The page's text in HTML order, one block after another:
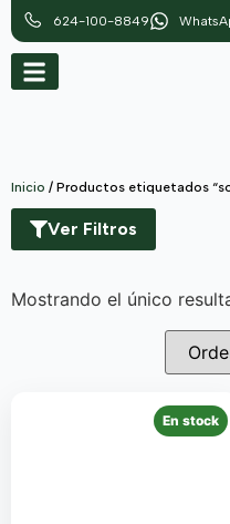
624-100-8849
Inicio / Productos etiquetados
Ver Filtros
Mostrando el único
En stock